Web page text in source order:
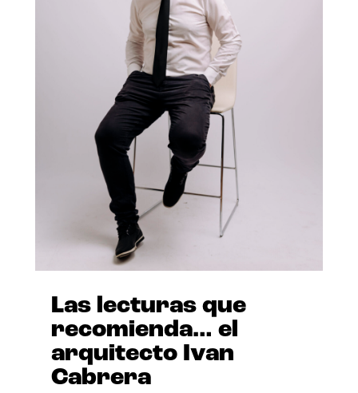
Las lecturas que
recomienda… el
arquitecto Ivan
Cabrera